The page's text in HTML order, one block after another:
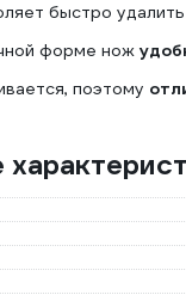
быстро
форме нож
поэтому